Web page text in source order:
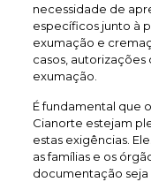
necessidade de
específicos junto à
exumação e
casos,
exumação.
É fundamental que
Cianorte estejam
estas exigências.
as famílias e os
documentação